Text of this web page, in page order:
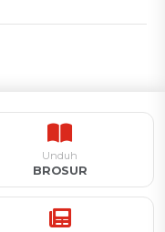
Unduh
BROSUR